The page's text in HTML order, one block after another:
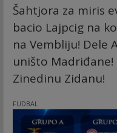
Šahtjora za miris
bacio Lajpcig na
na Vembliju! Dele
uništo
Zinedinu Zidanu!
FUDBAL